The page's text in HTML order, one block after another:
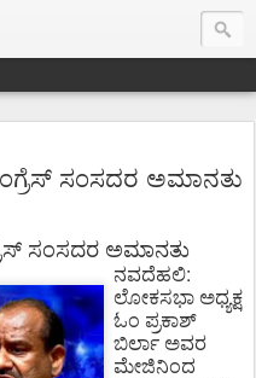
ಸಂಸದರ ಅಮಾನತು
ಸಂಸದರ ಅಮಾನತು
ನವದೆಹಲಿ:
ಲೋಕಸಭಾ ಅಧ್ಯಕ್ಷ
ಓಂ ಪ್ರಕಾಶ್
ಬಿರ್ಲಾ ಅವರ
ಮೇಜಿನಿಂದ